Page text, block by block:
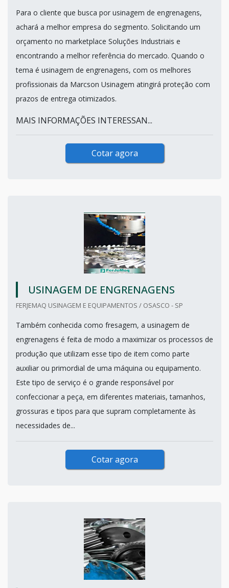
Para o cliente que busca por usinagem de engrenagens,
achará a melhor empresa do segmento. Solicitando um
orçamento no marketplace Soluções Industriais e
encontrando a melhor referência do mercado. Quando o
tema é usinagem de engrenagens, com os melhores
profissionais da Marcson Usinagem atingirá proteção com
prazos de entrega otimizados.
MAIS INFORMAÇÕES INTERESSAN...
Cotar agora
USINAGEM DE ENGRENAGENS
FERJEMAQ USINAGEM E EQUIPAMENTOS / OSASCO - SP
Também conhecida como fresagem, a usinagem de
engrenagens é feita de modo a maximizar os processos de
produção que utilizam esse tipo de item como parte
auxiliar ou primordial de uma máquina ou equipamento.
Este tipo de serviço é o grande responsável por
confeccionar a peça, em diferentes materiais, tamanhos,
grossuras e tipos para que supram completamente às
necessidades de...
Cotar agora